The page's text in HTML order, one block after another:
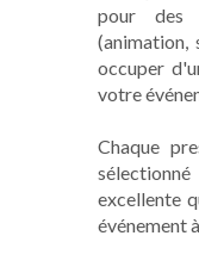
pour des
(animation,
occuper
votre
Chaque
excellente
événement